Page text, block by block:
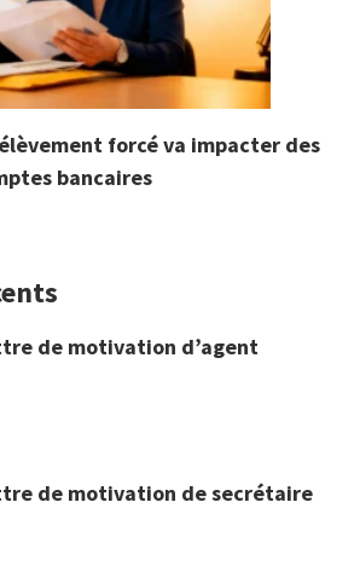
forcé va impacter des
bancaires
de motivation d’agent
de motivation de secrétaire